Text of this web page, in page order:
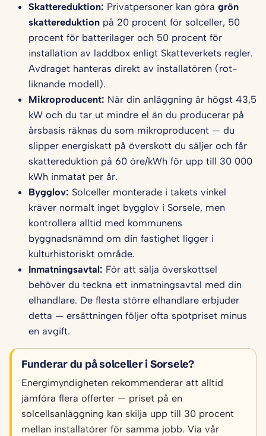
Skattereduktion: Privatpersoner kan göra grön
skattereduktion på 20 procent för solceller, 50
procent för batterilager och 50 procent för
installation av laddbox enligt Skatteverkets regler.
Avdraget hanteras direkt av installatören (rot-
liknande modell).
Mikroproducent: När din anläggning är högst 43,5
kW och du tar ut mindre el än du producerar på
årsbasis räknas du som mikroproducent — du
slipper energiskatt på överskott du säljer och får
skattereduktion på 60 öre/kWh för upp till 30 000
kWh inmatat per år.
Bygglov: Solceller monterade i takets vinkel
kräver normalt inget bygglov i Sorsele, men
kontrollera alltid med kommunens
byggnadsnämnd om din fastighet ligger i
kulturhistoriskt område.
Inmatningsavtal: För att sälja överskottsel
behöver du teckna ett inmatningsavtal med din
elhandlare. De flesta större elhandlare erbjuder
detta — ersättningen följer ofta spotpriset minus
en avgift.
Funderar du på solceller i Sorsele?
Energimyndigheten rekommenderar att alltid
jämföra flera offerter — priset på en
solcellsanläggning kan skilja upp till 30 procent
mellan installatörer för samma jobb. Via vår